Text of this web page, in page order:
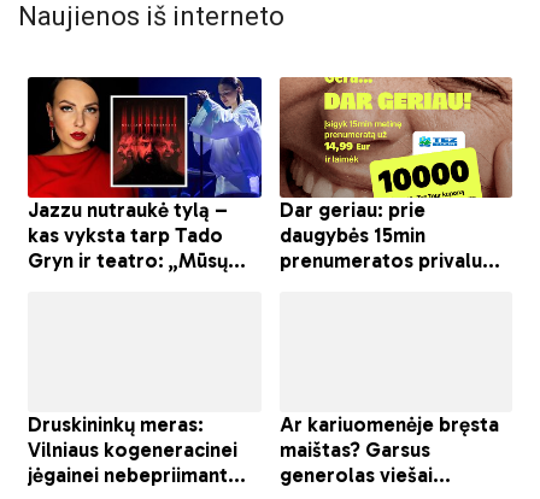
Naujienos iš interneto